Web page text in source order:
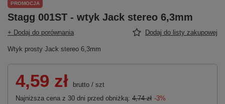
PROMOCJA
Stagg 001ST - wtyk Jack stereo 6,3mm
+ Dodaj do porównania Dodaj do listy zakupowej
Wtyk prosty Jack stereo 6,3mm
4,59 zł brutto / szt
Najniższa cena z 30 dni przed obniżką: 4,74 zł -3%